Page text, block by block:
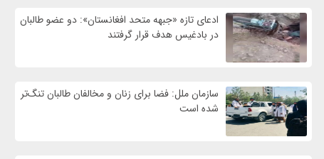
ادعای تازه «جبهه متحد افغانستان»: دو عضو طالبان
در بادغیس هدف قرار گرفتند
سازمان ملل: فضا برای زنان و مخالفان طالبان تنگ‌تر
شده است